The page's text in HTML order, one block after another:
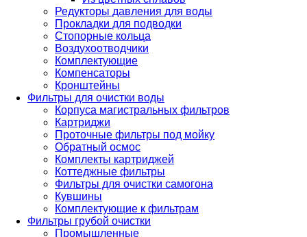
Редукторы давления для воды
Прокладки для подводки
Стопорные кольца
Воздухоотводчики
Комплектующие
Компенсаторы
Кронштейны
Фильтры для очистки воды
Корпуса магистральных фильтров
Картриджи
Проточные фильтры под мойку
Обратный осмос
Комплекты картриджей
Коттеджные фильтры
Фильтры для очистки самогона
Кувшины
Комплектующие к фильтрам
Фильтры грубой очистки
Промышленные